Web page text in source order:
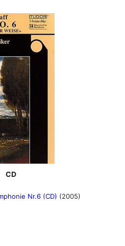
CD
Nr.6 (CD) (2005)